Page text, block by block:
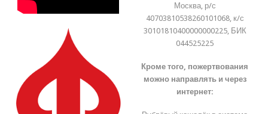
Москва, р/с
40703810538260101068, к/с
30101810400000000225, БИК
044525225
Кроме того, пожертвования
можно направлять и через
интернет: